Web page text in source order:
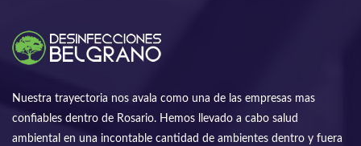
Nuestra trayectoria nos avala como una de las empresas mas
confiables dentro de Rosario. Hemos llevado a cabo salud
ambiental en una incontable cantidad de ambientes dentro y fuera